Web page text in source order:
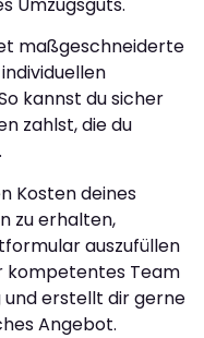
maßgeschneiderte
kannst du sicher
zahlst, die du
Kosten deines
zu erhalten,
auszufüllen
kompetentes Team
erstellt dir gerne
Angebot.